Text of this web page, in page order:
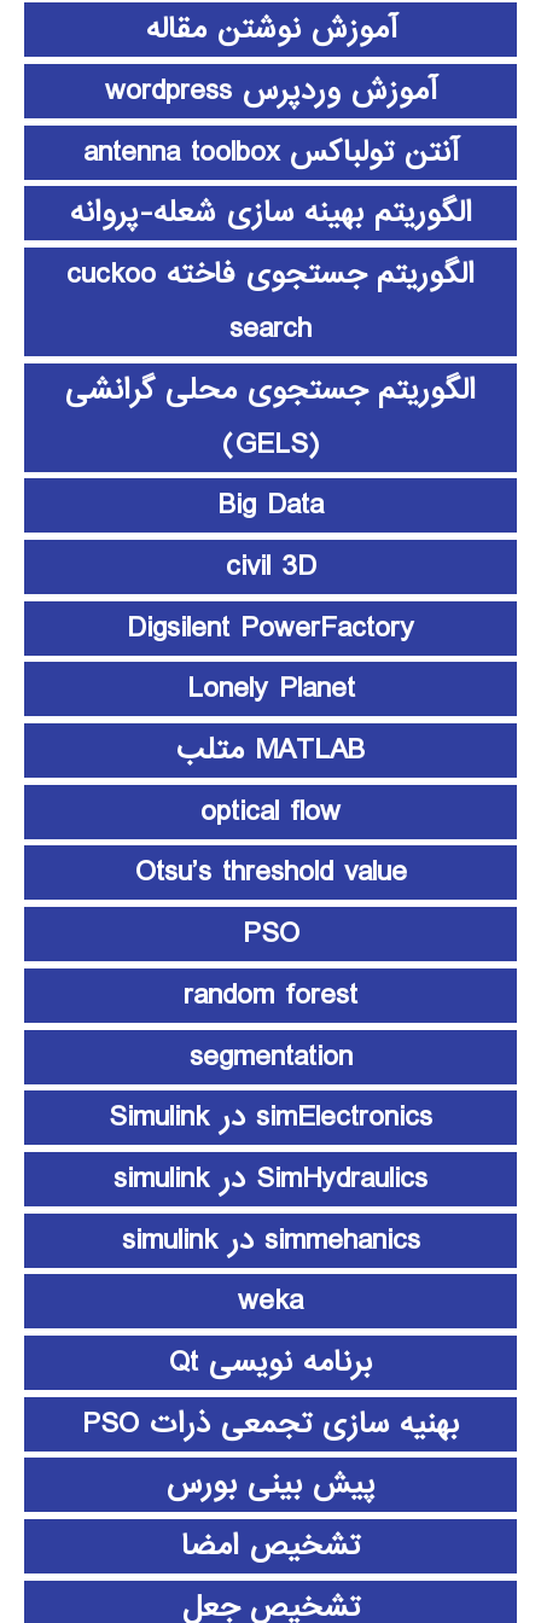
آموزش نوشتن مقاله
آموزش وردپرس wordpress
آنتن تولباکس antenna toolbox
الگوریتم بهینه سازی شعله-پروانه
الگوریتم جستجوی فاخته cuckoo
search
الگوریتم جستجوی محلی گرانشی
(GELS)
Big Data
civil 3D
Digsilent PowerFactory
Lonely Planet
MATLAB متلب
optical flow
Otsu’s threshold value
PSO
random forest
segmentation
simElectronics در Simulink
SimHydraulics در simulink
simmehanics در simulink
weka
برنامه نویسی Qt
بهنیه سازی تجمعی ذرات PSO
پیش بینی بورس
تشخیص امضا
تشخیص جعل